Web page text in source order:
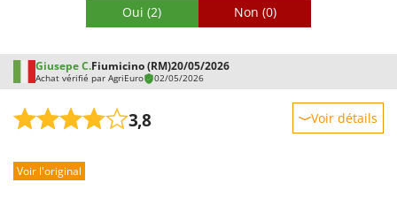
Oui (2) Non (0)
Giusepe C.Fiumicino (RM)20/05/2026
Achat vérifié par AgriEuro 02/05/2026
3,8 Voir détails
Prestations
Voir l'original